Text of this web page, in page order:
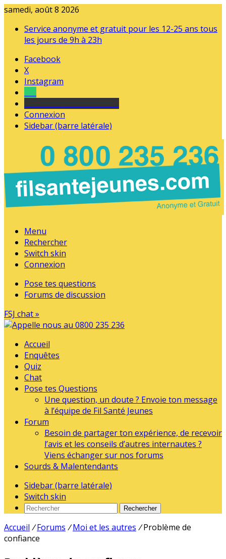
samedi, août 8 2026
Service anonyme et gratuit pour les 12-25 ans tous
les jours de 9h à 23h
Facebook
X
Instagram
Connexion
Sidebar (barre latérale)
Menu
Rechercher
Switch skin
Connexion
Pose tes questions
Forums de discussion
FSJ chat »
Accueil
Enquêtes
Quiz
Chat
Pose tes Questions
Une question, un doute ? Envoie ton message
à l’équipe de Fil Santé Jeunes
Forum
Besoin de partager ton expérience, de recevoir
l’avis et les conseils d’autres internautes ?
Viens échanger sur nos forums
Sourds & Malentendants
Sidebar (barre latérale)
Switch skin
Rechercher
Accueil / Forums / Moi et les autres / Problème de
confiance